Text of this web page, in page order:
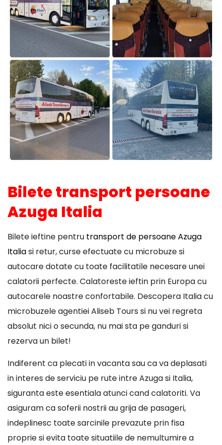
Bilete transport persoane
Azuga Italia
Bilete ieftine pentru transport de persoane Azuga
Italiasi retur, curse efectuate cu microbuze si
autocare dotate cu toate facilitatile necesare unei
calatorii perfecte. Calatoreste ieftin prin Europa cu
autocarele noastre confortabile. Descopera Italia cu
microbuzele agentiei Aliseb Tours si nu vei regreta
absolut nici o secunda, nu mai sta pe ganduri si
rezerva un bilet!
Indiferent ca plecati in vacanta sau ca va deplasati
in interes de serviciu pe rute intre Azuga si Italia,
siguranta este esentiala atunci cand calatoriti. Va
asiguram ca soferii nostrii au grija de pasageri,
indeplinesc toate sarcinile prevazute prin fisa
proprie si evita toate situatiile de nemultumire a